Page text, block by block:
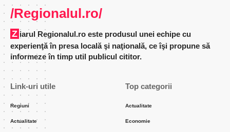
/Regionalul.ro/
Ziarul Regionalul.ro este produsul unei echipe cu
experienţă în presa locală şi naţională, ce îşi propune să
informeze în timp util publicul cititor.
Link-uri utile
Regiuni
Actualitate
Top categorii
Actualitate
Economie